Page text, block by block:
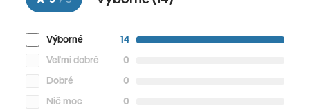
v púštnom kempe, pri pozorovaní hviezd.
Merzouga
Výborné
14
Veľmi dobré
0
Dobré
0
Nič moc
0